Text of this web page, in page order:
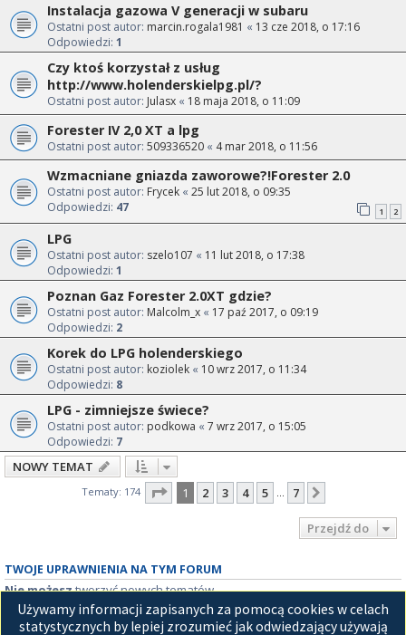
Instalacja gazowa V generacji w subaru
Ostatni post autor: marcin.rogala1981 « 13 cze 2018, o 17:16
Odpowiedzi: 1
Czy ktoś korzystał z usług
http://www.holenderskielpg.pl/?
Ostatni post autor: Julasx « 18 maja 2018, o 11:09
Forester IV 2,0 XT a lpg
Ostatni post autor: 509336520 « 4 mar 2018, o 11:56
Wzmacniane gniazda zaworowe?!Forester 2.0
Ostatni post autor: Frycek « 25 lut 2018, o 09:35
Odpowiedzi: 47 1 2
LPG
Ostatni post autor: szelo107 « 11 lut 2018, o 17:38
Odpowiedzi: 1
Poznan Gaz Forester 2.0XT gdzie?
Ostatni post autor: Malcolm_x « 17 paź 2017, o 09:19
Odpowiedzi: 2
Korek do LPG holenderskiego
Ostatni post autor: koziolek « 10 wrz 2017, o 11:34
Odpowiedzi: 8
LPG - zimniejsze świece?
Ostatni post autor: podkowa « 7 wrz 2017, o 15:05
Odpowiedzi: 7
NOWY TEMAT
Tematy: 174 Strona z7
1 2 3 4 5 … 7
Przejdź do
TWOJE UPRAWNIENIA NA TYM FORUM
Nie możesztworzyć nowych tematów
Nie możeszodpowiadać w tematach
Nie możeszzmieniać swoich postów
Używamy informacji zapisanych za pomocą cookies w celach
statystycznych by lepiej zrozumieć jak odwiedzający używają